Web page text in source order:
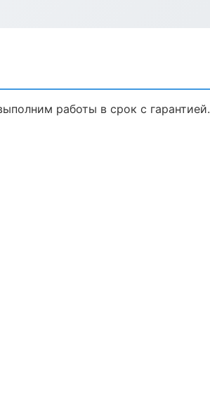
работы в срок с гарантией.